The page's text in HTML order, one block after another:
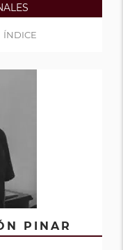
ÍNDICE
PINAR